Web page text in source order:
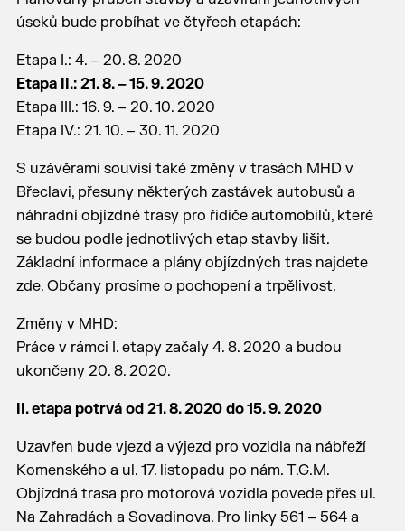
úseků bude probíhat ve čtyřech etapách:
Etapa I.: 4. – 20. 8. 2020
Etapa II.: 21. 8. – 15. 9. 2020
Etapa III.: 16. 9. – 20. 10. 2020
Etapa IV.: 21. 10. – 30. 11. 2020
S uzávěrami souvisí také změny v trasách MHD v
Břeclavi, přesuny některých zastávek autobusů a
náhradní objízdné trasy pro řidiče automobilů, které
se budou podle jednotlivých etap stavby lišit.
Základní informace a plány objízdných tras najdete
zde. Občany prosíme o pochopení a trpělivost.
Změny v MHD:
Práce v rámci I. etapy začaly 4. 8. 2020 a budou
ukončeny 20. 8. 2020.
II. etapa potrvá od 21. 8. 2020 do 15. 9. 2020
Uzavřen bude vjezd a výjezd pro vozidla na nábřeží
Komenského a ul. 17. listopadu po nám. T.G.M.
Objízdná trasa pro motorová vozidla povede přes ul.
Na Zahradách a Sovadinova. Pro linky 561 – 564 a